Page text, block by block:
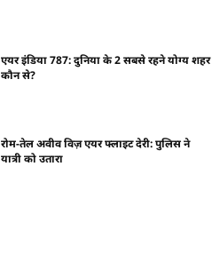
एयर इंडिया 787: दुनिया के 2 सबसे रहने योग्य शहर
कौन से?
रोम-तेल अवीव विज़ एयर फ्लाइट देरी: पुलिस ने
यात्री को उतारा